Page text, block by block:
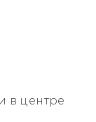
в центре